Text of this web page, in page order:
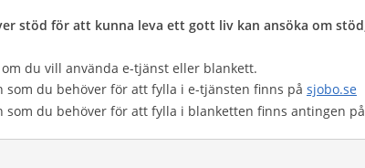
stöd för att kunna leva ett gott liv kan ansöka om
du vill använda e-tjänst eller blankett.
som du behöver för att fylla i e-tjänsten finns på sjobo.se
som du behöver för att fylla i blanketten finns antingen